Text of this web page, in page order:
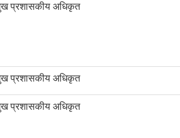
प्रशासकीय अधिकृत
प्रशासकीय अधिकृत
प्रशासकीय अधिकृत